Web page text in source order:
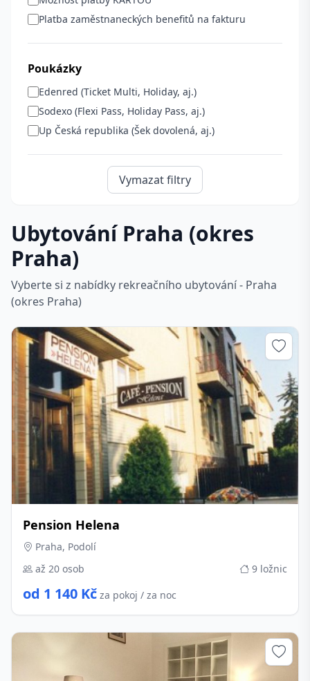
Platba zaměstnaneckých benefitů na fakturu
Poukázky
Edenred (Ticket Multi, Holiday, aj.)
Sodexo (Flexi Pass, Holiday Pass, aj.)
Up Česká republika (Šek dovolená, aj.)
Vymazat filtry
Ubytování Praha (okres
Praha)
Vyberte si z nabídky rekreačního ubytování - Praha
(okres Praha)
Pension Helena
Praha, Podolí
až 20 osob
9 ložnic
od 1 140 Kč za pokoj / za noc